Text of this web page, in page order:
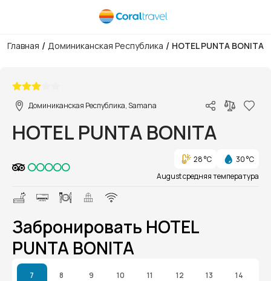
Главная / Доминиканская Республика / HOTEL PUNTA BONITA
Доминиканская Республика, Samana
HOTEL PUNTA BONITA
28 °C
30 °C
August средняя температура
Забронировать HOTEL
PUNTA BONITA
7 8 9 10 11 12 13 14